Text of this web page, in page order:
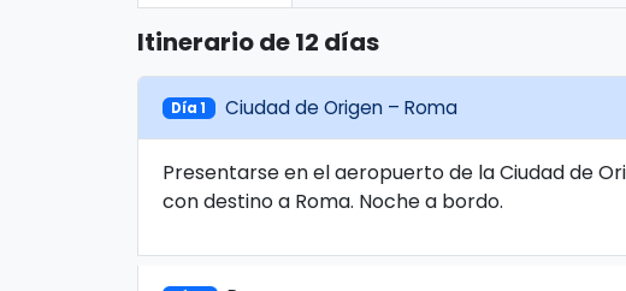
Itinerario de 12 días
Día 1 Ciudad de Origen – Roma
Presentarse en el aeropuerto de la Ciudad de
con destino a Roma. Noche a bordo.